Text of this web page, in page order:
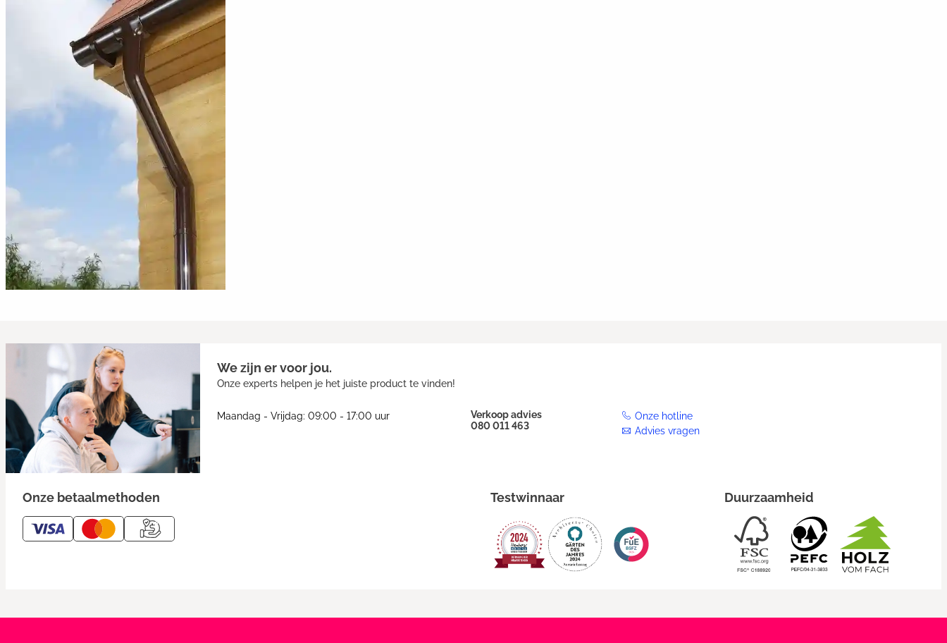
We zijn er voor jou.
Onze experts helpen je het juiste product te vinden!
Maandag - Vrijdag: 09:00 - 17:00 uur
Verkoop advies
080 011 463
Onze hotline
Advies vragen
Onze betaalmethoden Testwinnaar Duurzaamheid